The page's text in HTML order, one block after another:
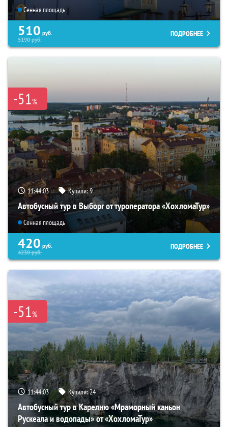
Сенная площадь
510 руб.
5190руб.
ПОДРОБНЕЕ
-51%
11:44:02 Купили:9
Автобусный тур в Выборг от туроператора «ХохломаТур»
Сенная площадь
420 руб.
4230руб.
ПОДРОБНЕЕ
-51%
11:44:02 Купили:24
Автобусный тур в Карелию «Мраморный каньон
Рускеала и водопады» от «ХохломаТур»